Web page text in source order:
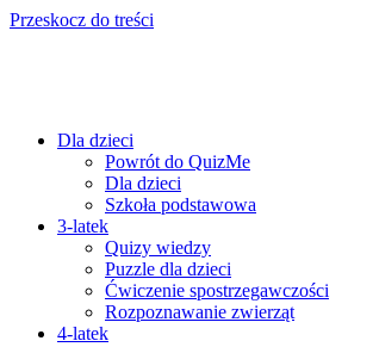
Przeskocz do treści
Dla dzieci
Powrót do QuizMe
Dla dzieci
Szkoła podstawowa
3-latek
Quizy wiedzy
Puzzle dla dzieci
Ćwiczenie spostrzegawczości
Rozpoznawanie zwierząt
4-latek